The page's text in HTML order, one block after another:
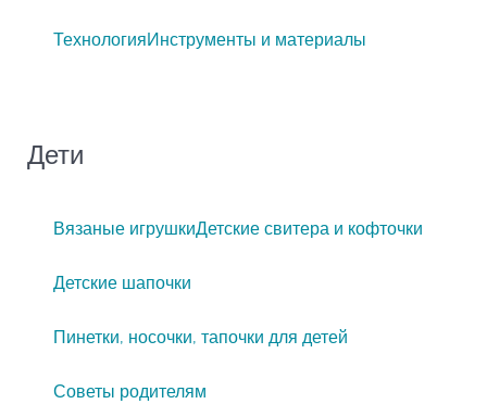
ТехнологияИнструменты и материалы
Дети
Вязаные игрушкиДетские свитера и кофточки
Детские шапочки
Пинетки, носочки, тапочки для детей
Советы родителям